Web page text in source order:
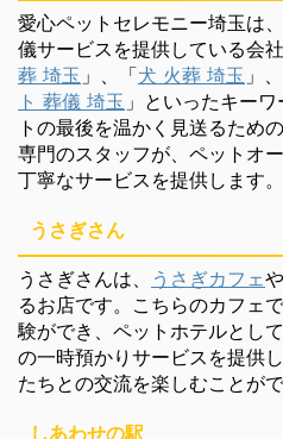
愛心ペットセレモニー埼玉は
儀サービスを提供している会
葬 埼玉 」、「犬 火葬 埼玉 」
ト 葬儀 埼玉 」といったキー
トの最後を温かく見送るため
専門のスタッフが、ペットオ
丁寧なサービスを提供します。
うさぎさん
うさぎさんは、 うさぎカフェ
るお店です。こちらのカフェ
験ができ、ペットホテルとし
の一時預かりサービスを提供
たちとの交流を楽しむことが
しあわせの駅